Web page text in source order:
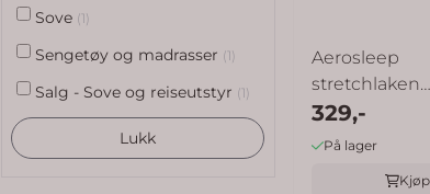
Sove (1)
Sengetøy og madrasser (1)
Salg - Sove og reiseutstyr (1)
Lukk
Aerosleep
stretchlaken
premium
white
329,-
På lager
Kjøp